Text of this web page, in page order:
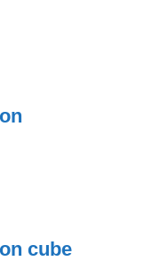
cube